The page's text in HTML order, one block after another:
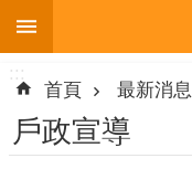
跳到主要內容區塊
進
階
搜
尋
:::
首頁 最新消息
戶政宣導